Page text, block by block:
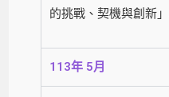
的挑戰、契機與創新
113年 5月